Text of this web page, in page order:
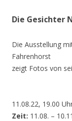
Die Gesichter
Die Ausstellung
Fahrenhorst
zeigt Fotos von
11.08.22, 19.00
Zeit: 11.08. –